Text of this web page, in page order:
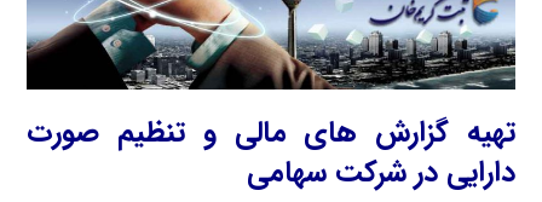
تهیه گزارش های مالی و تنظیم صورت
دارایی در شرکت سهامی